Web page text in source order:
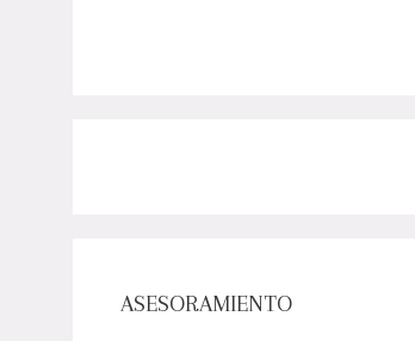
ASESORAMIENTO